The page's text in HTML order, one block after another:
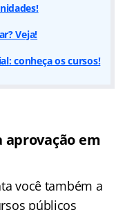
Veja!
conheça os cursos!
aprovação em
você também a
públicos